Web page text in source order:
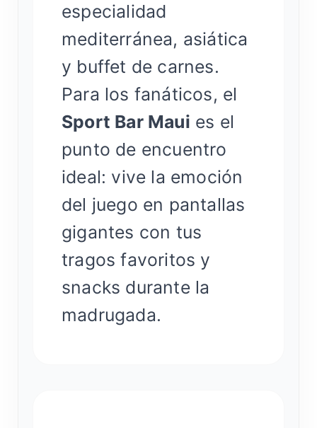
especialidad
mediterránea, asiática
y buffet de carnes.
Para los fanáticos, el
Sport Bar Maui es el
punto de encuentro
ideal: vive la emoción
del juego en pantallas
gigantes con tus
tragos favoritos y
snacks durante la
madrugada.